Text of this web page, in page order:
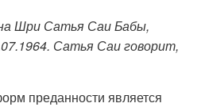
Шри Сатья Саи Бабы,
Сатья Саи говорит,
преданности является